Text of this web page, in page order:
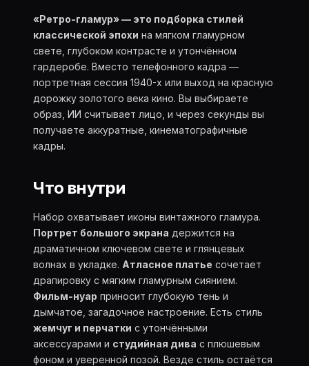
«Ретро-гламур» — это подборка стилей
классической эпохи на мягком гламурном
свете, глубоком контрасте и утончённом
гардеробе. Вместо телефонного кадра —
портретная сессия 1940-х или выход на красную
дорожку золотого века кино. Вы выбираете
образ, ИИ считывает лицо, и через секунды вы
получаете аккуратные, кинематографичные
кадры.
Что внутри
Набор охватывает иконы винтажного гламура.
Портрет большого экрана держится на
драматичном ключевом свете и глянцевых
волнах в укладке. Атласное платье сочетает
драпировку с мягким гламурным сиянием.
Фильм-нуар приносит глубокую тень и
дымчатое, загадочное настроение. Есть стиль
жемчуг и перчатки с утончёнными
аксессуарами и студийная дива с плюшевым
фоном и уверенной позой. Везде стиль остаётся